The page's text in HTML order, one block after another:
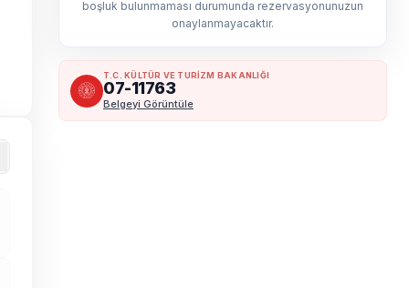
boşluk bulunmaması durumunda rezervasyonunuzun
onaylanmayacaktır.
T.C. KÜLTÜR VE TURİZM BAKANLIĞI
07-11763
Belgeyi Görüntüle